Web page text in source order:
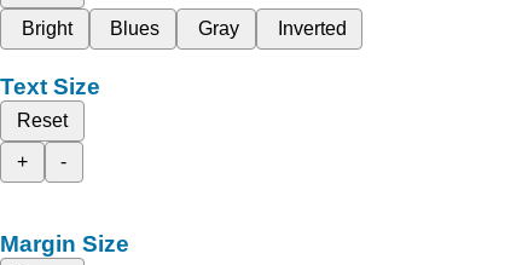
Bright
Blues Gray Inverted
Text Size
Reset
+
-
Margin Size